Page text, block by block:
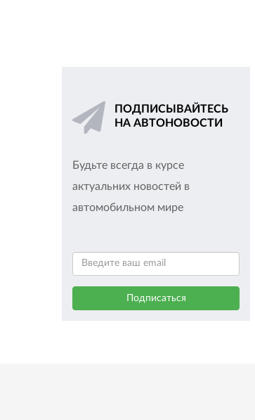
ПОДПИСЫВАЙТЕСЬ
НА АВТОНОВОСТИ
Будьте всегда в курсе
актуальних новостей в
автомобильном мире